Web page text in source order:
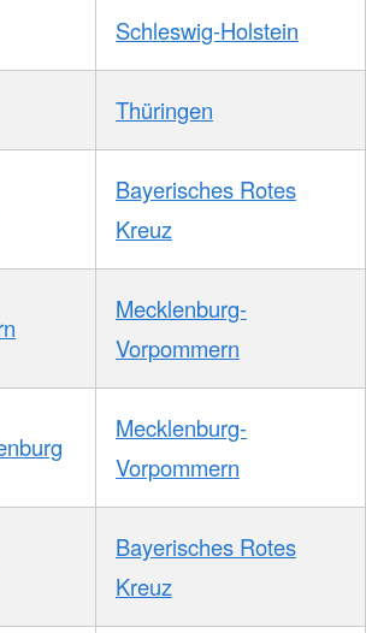
Schleswig-Holstein
Thüringen
Bayerisches Rotes
Kreuz
Mecklenburg-
Vorpommern
Mecklenburg-
Vorpommern
Bayerisches Rotes
Kreuz